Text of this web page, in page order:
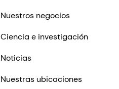
Nuestros negocios
Ciencia e investigación
Noticias
Nuestras ubicaciones